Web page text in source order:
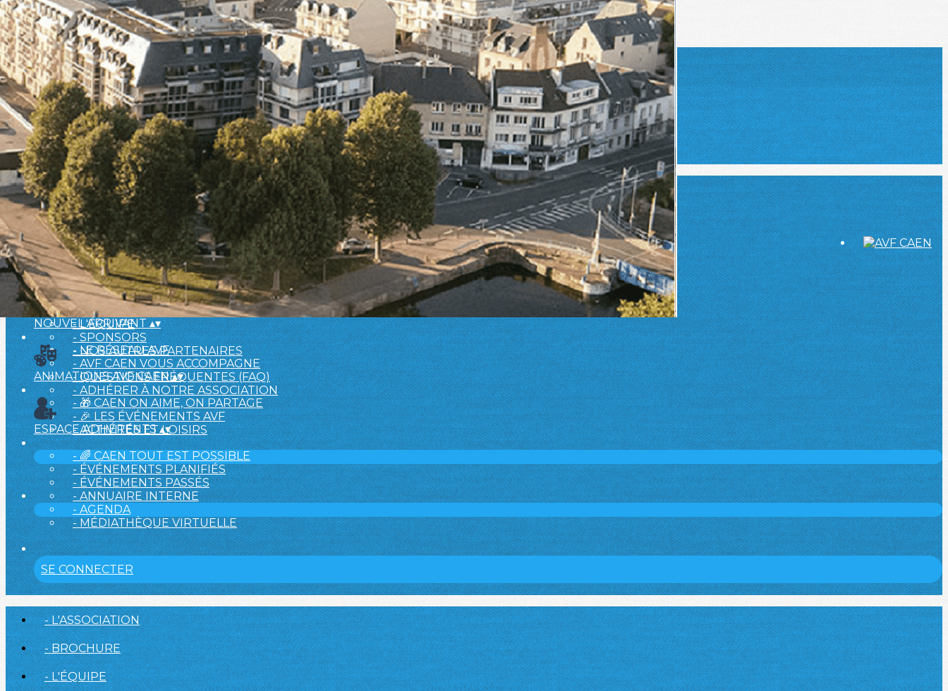
Exporter les lignes sélectionnées
Exporter toutes les colonnes
Exporter uniquement les colonnes affichées
Menu
<
>
- 🎁 Caen on aime, on partage
- 🎉 Les événements AVF
- Activités et Loisirs
Ajoutez un logo, un bouton, des réseaux sociaux
Cliquez pour éditer
L'ASSOCIATION▴▾
- L'ASSOCIATION
- BROCHURE
- L'ÉQUIPE
- SPONSORS
- NOS AUTRES PARTENAIRES
NOUVEL ARRIVANT▴▾
- LE RÉSEAU AVF
- AVF CAEN VOUS ACCOMPAGNE
- QUESTIONS FRÉQUENTES (FAQ)
- ADHÉRER À NOTRE ASSOCIATION
ANIMATIONS AVF CAEN▴▾
- 🎁 CAEN ON AIME, ON PARTAGE
- 🎉 LES ÉVÉNEMENTS AVF
- ACTIVITÉS ET LOISIRS
ESPACE ADHÉRENTS▴▾
- 🌈 CAEN TOUT EST POSSIBLE
- ÉVÉNEMENTS PLANIFIÉS
- ÉVÉNEMENTS PASSÉS
- ANNUAIRE INTERNE
- AGENDA
- MÉDIATHÈQUE VIRTUELLE
SE CONNECTER
- L'ASSOCIATION
- BROCHURE
- L'ÉQUIPE